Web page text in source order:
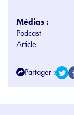
Médias :
Podcast
Article
Partager :